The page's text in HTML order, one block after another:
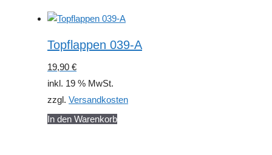
Topflappen 039-A
19,90 €
inkl. 19 % MwSt.
zzgl. Versandkosten
In den Warenkorb